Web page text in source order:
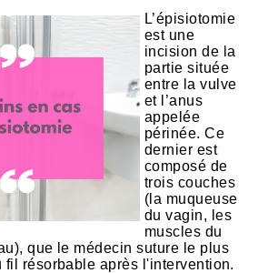
L’épisiotomie
est une
incision de la
partie située
entre la vulve
et l’anus
appelée
périnée. Ce
dernier est
composé de
trois couches
(la muqueuse
du vagin, les
muscles du
que le médecin suture le plus
fil résorbable après l'intervention.